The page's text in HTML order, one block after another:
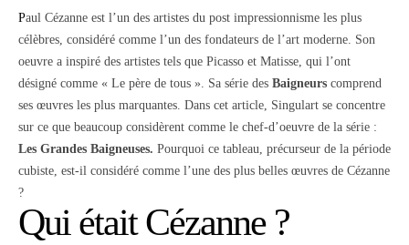
Paul Cézanne est l’un des artistes du post impressionnisme les plus
célèbres, considéré comme l’un des fondateurs de l’art moderne. Son
oeuvre a inspiré des artistes tels que Picasso et Matisse, qui l’ont
désigné comme « Le père de tous ». Sa série des Baigneurs comprend
ses œuvres les plus marquantes. Dans cet article, Singulart se concentre
sur ce que beaucoup considèrent comme le chef-d’oeuvre de la série :
Les Grandes Baigneuses. Pourquoi ce tableau, précurseur de la période
cubiste, est-il considéré comme l’une des plus belles œuvres de Cézanne
?
Qui était Cézanne ?